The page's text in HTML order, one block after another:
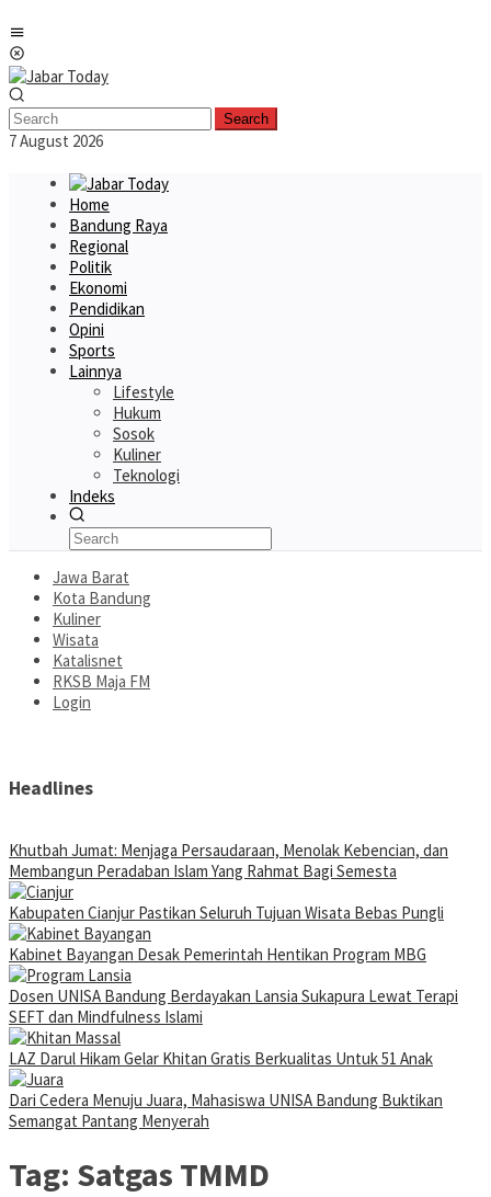
to
content
Search
7 August 2026
Home
Bandung Raya
Regional
Politik
Ekonomi
Pendidikan
Opini
Sports
Lainnya
Lifestyle
Hukum
Sosok
Kuliner
Teknologi
Indeks
Jawa Barat
Kota Bandung
Kuliner
Wisata
Katalisnet
RKSB Maja FM
Login
Headlines
Khutbah Jumat: Menjaga Persaudaraan, Menolak Kebencian, dan
Membangun Peradaban Islam Yang Rahmat Bagi Semesta
Kabupaten Cianjur Pastikan Seluruh Tujuan Wisata Bebas Pungli
Kabinet Bayangan Desak Pemerintah Hentikan Program MBG
Dosen UNISA Bandung Berdayakan Lansia Sukapura Lewat Terapi
SEFT dan Mindfulness Islami
LAZ Darul Hikam Gelar Khitan Gratis Berkualitas Untuk 51 Anak
Dari Cedera Menuju Juara, Mahasiswa UNISA Bandung Buktikan
Semangat Pantang Menyerah
Tag: Satgas TMMD